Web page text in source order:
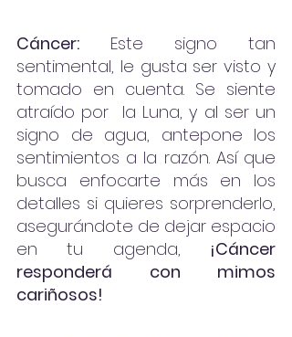
Cáncer: Este signo tan
sentimental, le gusta ser visto y
tomado en cuenta. Se siente
atraído por  la Luna, y al ser un
signo de agua, antepone los
sentimientos a la razón. Así que
busca enfocarte más en los
detalles si quieres sorprenderlo,
asegurándote de dejar espacio
en tu agenda, ¡Cáncer
responderá con mimos
cariñosos!